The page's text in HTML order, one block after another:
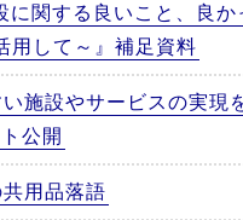
に関する良いこと、良
用して～』補足資料
施設やサービスの実現
公開
用品落語